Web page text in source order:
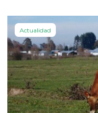
Actualidad